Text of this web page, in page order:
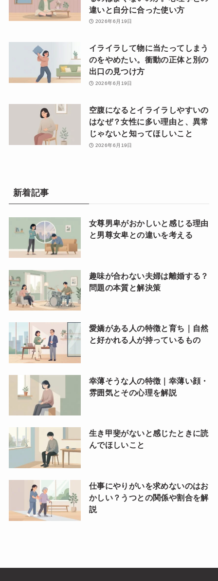
違いと自分に合った使い方
2026年6月19日
イライラして物に当たってしまう
のをやめたい。衝動の正体と別の
出口の見つけ方
2026年6月19日
空腹になるとイライラしやすいの
はなぜ？女性に多い理由と、異常
じゃないと知ってほしいこと
2026年6月19日
新着記事
女尊男卑がおかしいと感じる理由
と男尊女卑との違いを考える
趣味が合わない夫婦は離婚する？
問題の本質と解決策
愛嬌がある人の特徴と育ち｜自然
と好かれる人が持っているもの
幸薄そうな人の特徴｜幸薄い顔・
雰囲気とその心理を解説
生き甲斐がないと感じたときに読
んでほしいこと
仕事にやりがいを求めないのはお
かしい？うつとの関係や割合を解
説